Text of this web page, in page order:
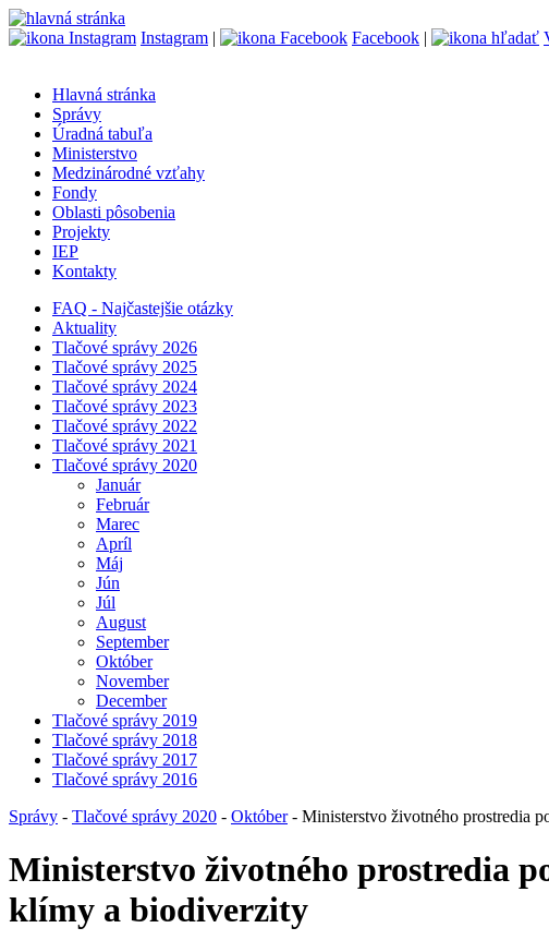
Instagram | Facebook |
Hlavná stránka
Správy
Úradná tabuľa
Ministerstvo
Medzinárodné vzťahy
Fondy
Oblasti pôsobenia
Projekty
IEP
Kontakty
FAQ - Najčastejšie otázky
Aktuality
Tlačové správy 2026
Tlačové správy 2025
Tlačové správy 2024
Tlačové správy 2023
Tlačové správy 2022
Tlačové správy 2021
Tlačové správy 2020
Január
Február
Marec
Apríl
Máj
Jún
Júl
August
September
Október
November
December
Tlačové správy 2019
Tlačové správy 2018
Tlačové správy 2017
Tlačové správy 2016
Správy - Tlačové správy 2020 - Október- Ministerstvo životného prostredia
Ministerstvo životného prostredia
klímy a biodiverzity